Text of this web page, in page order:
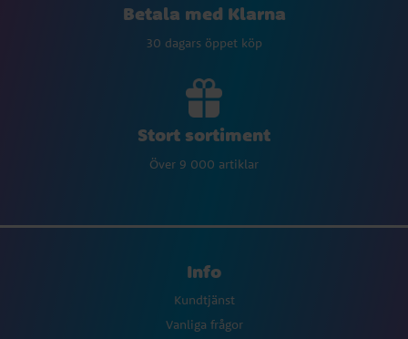
Betala med Klarna
30 dagars öppet köp
Stort sortiment
Över 9 000 artiklar
Info
Kundtjänst
Vanliga frågor